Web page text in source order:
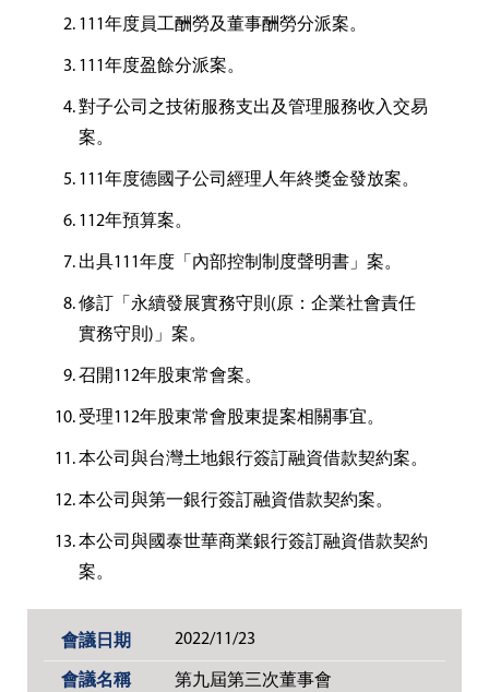
111年度員工酬勞及董事酬勞分派案。
111年度盈餘分派案。
對子公司之技術服務支出及管理服務收入交易
案。
111年度德國子公司經理人年終獎金發放案。
112年預算案。
出具111年度「內部控制制度聲明書」案。
修訂「永續發展實務守則(原：企業社會責任
實務守則)」案。
召開112年股東常會案。
受理112年股東常會股東提案相關事宜。
本公司與台灣土地銀行簽訂融資借款契約案。
本公司與第一銀行簽訂融資借款契約案。
本公司與國泰世華商業銀行簽訂融資借款契約
案。
2022/11/23
第九屆第三次董事會